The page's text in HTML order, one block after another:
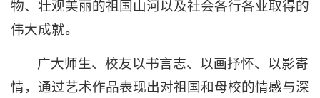
物、壮观美丽的祖国山河以及社会各行各业取得的
伟大成就。
广大师生、校友以书言志、以画抒怀、以影寄
情，通过艺术作品表现出对祖国和母校的情感与深